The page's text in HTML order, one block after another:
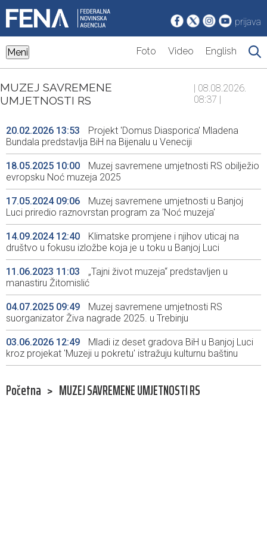
prijava
Meni Foto Video English
MUZEJ SAVREMENE
UMJETNOSTI RS
| 08.08.2026.
08:37 |
20.02.2026 13:53
Projekt 'Domus Diasporica' Mladena
Bundala predstavlja BiH na Bijenalu u Veneciji
18.05.2025 10:00
Muzej savremene umjetnosti RS obilježio
evropsku Noć muzeja 2025
17.05.2024 09:06
Muzej savremene umjetnosti u Banjoj
Luci priredio raznovrstan program za 'Noć muzeja'
14.09.2024 12:40
Klimatske promjene i njihov uticaj na
društvo u fokusu izložbe koja je u toku u Banjoj Luci
11.06.2023 11:03
„Tajni život muzeja“ predstavljen u
manastiru Žitomislić
04.07.2025 09:49
Muzej savremene umjetnosti RS
suorganizator Živa nagrade 2025. u Trebinju
03.06.2026 12:49
Mladi iz deset gradova BiH u Banjoj Luci
kroz projekat 'Muzeji u pokretu' istražuju kulturnu baštinu
Početna > MUZEJ SAVREMENE UMJETNOSTI RS